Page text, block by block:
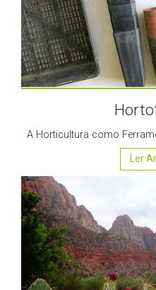
A Horticultura como
Ler